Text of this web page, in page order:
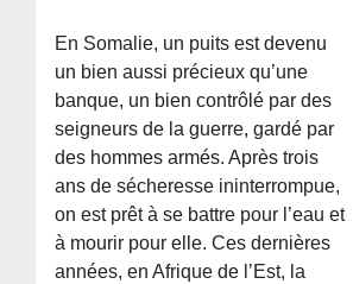
En Somalie, un puits est devenu
un bien aussi précieux qu’une
banque, un bien contrôlé par des
seigneurs de la guerre, gardé par
des hommes armés. Après trois
ans de sécheresse ininterrompue,
on est prêt à se battre pour l’eau et
à mourir pour elle. Ces dernières
années, en Afrique de l’Est, la